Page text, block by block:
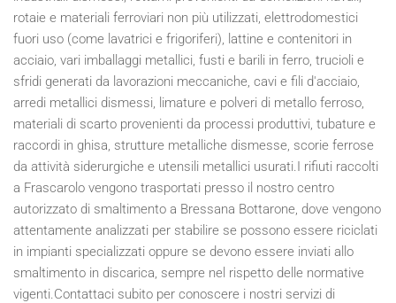
rotaie e materiali ferroviari non più utilizzati, elettrodomestici
fuori uso (come lavatrici e frigoriferi), lattine e contenitori in
acciaio, vari imballaggi metallici, fusti e barili in ferro, trucioli e
sfridi generati da lavorazioni meccaniche, cavi e fili d'acciaio,
arredi metallici dismessi, limature e polveri di metallo ferroso,
materiali di scarto provenienti da processi produttivi, tubature e
raccordi in ghisa, strutture metalliche dismesse, scorie ferrose
da attività siderurgiche e utensili metallici usurati.I rifiuti raccolti
a Frascarolo vengono trasportati presso il nostro centro
autorizzato di smaltimento a Bressana Bottarone, dove vengono
attentamente analizzati per stabilire se possono essere riciclati
in impianti specializzati oppure se devono essere inviati allo
smaltimento in discarica, sempre nel rispetto delle normative
vigenti.Contattaci subito per conoscere i nostri servizi di